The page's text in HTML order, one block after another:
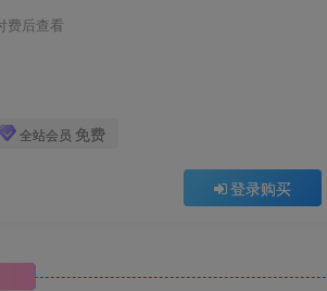
费后查看
全站会员 免费
登录购买